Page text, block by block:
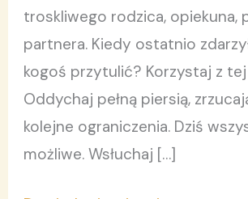
troskliwego rodzica, opiekuna,
partnera. Kiedy ostatnio
kogoś przytulić? Korzystaj z
Oddychaj pełną piersią,
kolejne ograniczenia. Dziś
możliwe. Wsłuchaj […]